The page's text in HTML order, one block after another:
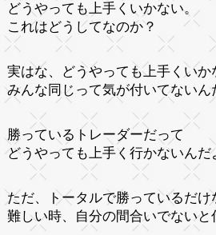
どうやっても上手くいかない。
これはどうしてなのか？
実はな、どうやっても上手くいか
みんな同じって気が付いてないん
勝っているトレーダーだって
どうやっても上手く行かないんだ
ただ、トータルで勝っているだけ
難しい時、自分の間合いでないと